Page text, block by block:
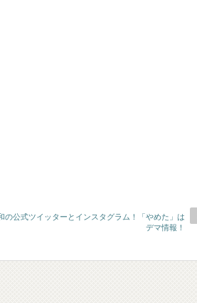
の公式ツイッターとインスタグラム！「やめた」は
デマ情報！